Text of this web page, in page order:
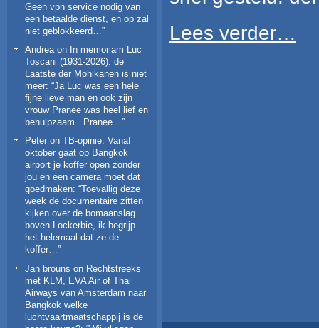
Geen vpn service nodig van
een betaalde dienst, en op zal
niet geblokkeerd…”
Andreaon In memoriam Luc
Toscani (1931-2026): de
Laatste der Mohikanen is niet
meer: “Ja Luc was een hele
fijne lieve man en ook zijn
vrouw Pranee was heel lief en
behulpzaam . Pranee…”
Peter on TB-opinie: Vanaf
oktober gaat op Bangkok
airport je koffer open zonder
jou en een camera moet dat
goedmaken: “Toevallig deze
week de documentaire zitten
kijken over de bomaanslag
boven Lockerbie, ik begrijp
het helemaal dat ze de
koffer…”
Jan brouns on Rechtstreeks
met KLM, EVA Air of Thai
Airways van Amsterdam naar
Bangkok welke
luchtvaartmaatschappij is de
Lees verder…